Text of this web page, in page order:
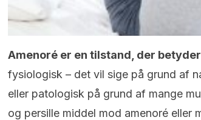
Amenoré er en tilstand, der
fysiologisk – det vil sige på grund af
eller patologisk på grund af mange
og persille middel mod amenoré eller